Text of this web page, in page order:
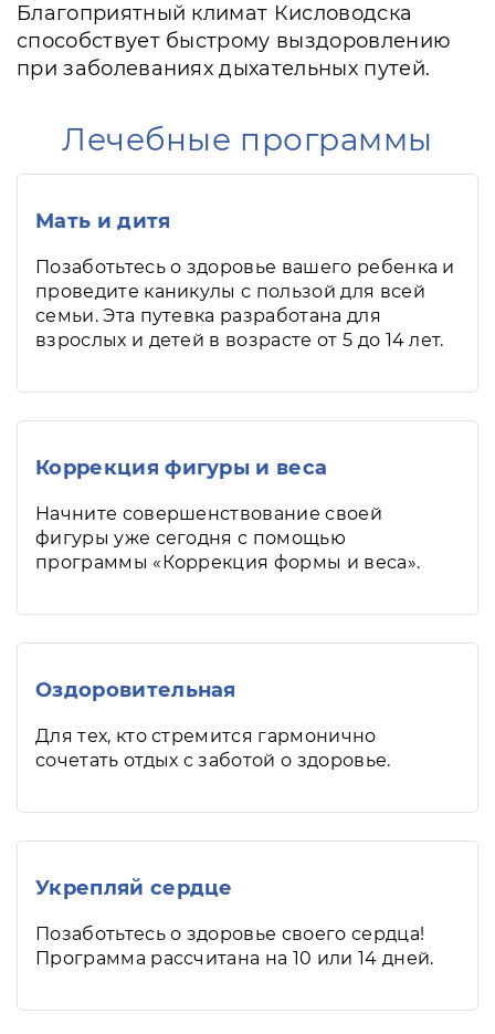
Благоприятный климат Кисловодска
способствует быстрому выздоровлению
при заболеваниях дыхательных путей.
Лечебные программы
Мать и дитя
Позаботьтесь о здоровье вашего ребенка и
проведите каникулы с пользой для всей
семьи. Эта путевка разработана для
взрослых и детей в возрасте от 5 до 14 лет.
Коррекция фигуры и веса
Начните совершенствование своей
фигуры уже сегодня с помощью
программы «Коррекция формы и веса».
Оздоровительная
Для тех, кто стремится гармонично
сочетать отдых с заботой о здоровье.
Укрепляй сердце
Позаботьтесь о здоровье своего сердца!
Программа рассчитана на 10 или 14 дней.